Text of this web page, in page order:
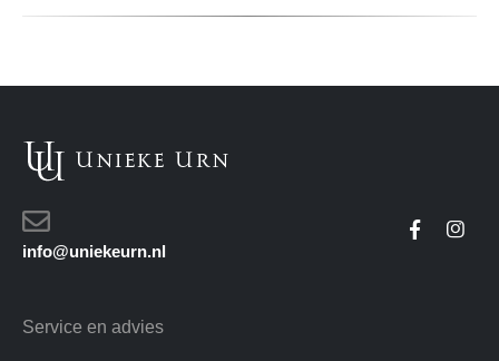
info@uniekeurn.nl
Service en advies